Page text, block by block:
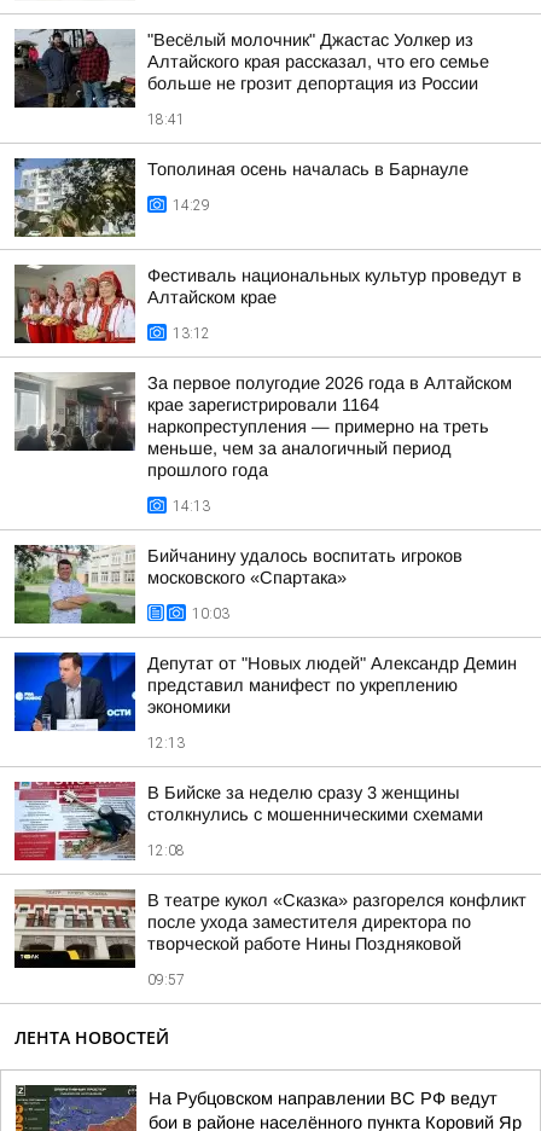
"Весёлый молочник" Джастас Уолкер из
Алтайского края рассказал, что его семье
больше не грозит депортация из России
18:41
Тополиная осень началась в Барнауле
14:29
Фестиваль национальных культур проведут в
Алтайском крае
13:12
За первое полугодие 2026 года в Алтайском
крае зарегистрировали 1164
наркопреступления — примерно на треть
меньше, чем за аналогичный период
прошлого года
14:13
Бийчанину удалось воспитать игроков
московского «Спартака»
10:03
Депутат от "Новых людей" Александр Демин
представил манифест по укреплению
экономики
12:13
В Бийске за неделю сразу 3 женщины
столкнулись с мошенническими схемами
12:08
В театре кукол «Сказка» разгорелся конфликт
после ухода заместителя директора по
творческой работе Нины Поздняковой
09:57
ЛЕНТА НОВОСТЕЙ
На Рубцовском направлении ВС РФ ведут
бои в районе населённого пункта Коровий Яр